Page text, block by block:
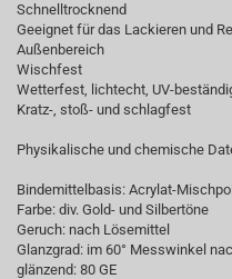
Schnelltrocknend
Geeignet für das Lackieren und
Außenbereich
Wischfest
Wetterfest, lichtecht, UV-
Kratz-, stoß- und schlagfest
Physikalische und chemische
Bindemittelbasis: Acrylat-
Farbe: div. Gold- und Silbertöne
Geruch: nach Lösemittel
Glanzgrad: im 60° Messwinkel
glänzend: 80 GE